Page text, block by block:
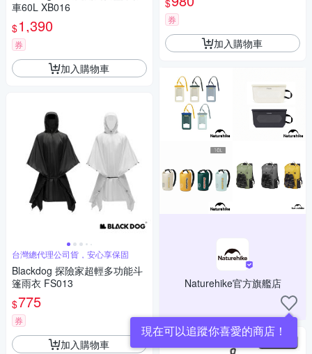
車60L XB016
$1,390
券
加入購物車
台灣總代理公司貨，安心享保固
Blackdog 探險家超輕多功能斗
篷雨衣 FS013
$775
券
加入購物車
$
券
加入購物車
Naturehike官方旗艦店
現在可以追蹤你喜愛的商店！